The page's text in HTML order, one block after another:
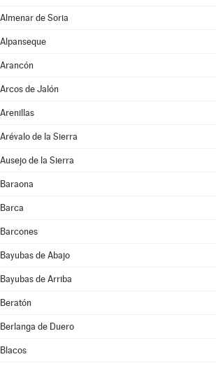
Almenar de Soria
Alpanseque
Arancón
Arcos de Jalón
Arenillas
Arévalo de la Sierra
Ausejo de la Sierra
Baraona
Barca
Barcones
Bayubas de Abajo
Bayubas de Arriba
Beratón
Berlanga de Duero
Blacos